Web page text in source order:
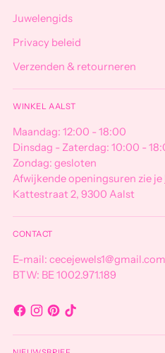
Juwelengids
Privacy beleid
Verzenden & retourneren
WINKEL AALST
Maandag: 12:00 - 18:00
Dinsdag - Zaterdag: 10:00 -
Zondag: gesloten
Afwijkende openingsuren zie je
Kattestraat 2, 9300 Aalst
CONTACT
E-mail: cecejewels1@gmail.com
BTW: BE 1002.971.189